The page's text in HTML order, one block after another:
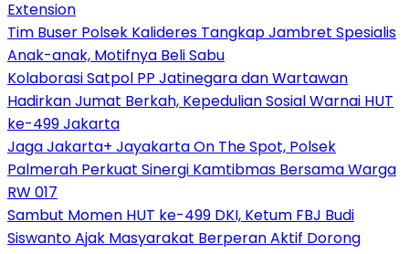
Extension
Tim Buser Polsek Kalideres Tangkap Jambret Spesialis
Anak-anak, Motifnya Beli Sabu
Kolaborasi Satpol PP Jatinegara dan Wartawan
Hadirkan Jumat Berkah, Kepedulian Sosial Warnai HUT
ke-499 Jakarta
Jaga Jakarta+ Jayakarta On The Spot, Polsek
Palmerah Perkuat Sinergi Kamtibmas Bersama Warga
RW 017
Sambut Momen HUT ke-499 DKI, Ketum FBJ Budi
Siswanto Ajak Masyarakat Berperan Aktif Dorong